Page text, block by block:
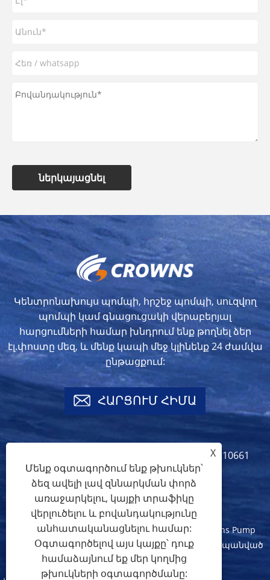
ներկայացնել
Կենտրոնախույս պոմպի, հրշեջ պոմպի, սուզվող
պոմպի կամ գնացուցակի վերաբերյալ
հարցումների համար խնդրում ենք թողնել ձեր
էլ.փոստը մեզ, և մենք կապի մեջ կլինենք 24 ժամվա
ընթացքում:
ՀԱՐՑՈՒՄ ՀԻՄԱ
+86-18217210661
+86-18217210661
Հեղինակային իրավունք © 2024 Shanghai Crowns Pump
Manufacture Co., Ltd. Բոլոր իրավունքները պաշտպանված
են:
X
Մենք օգտագործում ենք թխուկներ՝
ձեզ ավելի լավ զննարկման փորձ
առաջարկելու, կայքի տրաֆիկը
վերլուծելու և բովանդակությունը
անհատականացնելու համար:
Օգտագործելով այս կայքը՝ դուք
համաձայնում եք մեր կողմից
թխուկների օգտագործմանը: